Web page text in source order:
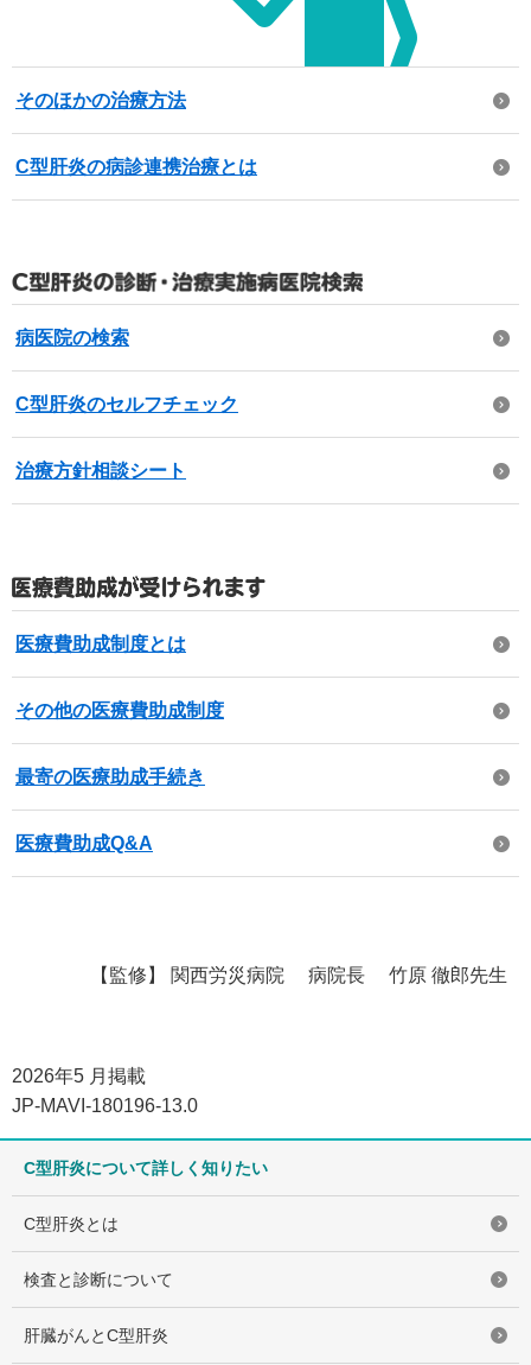
そのほかの治療方法
C型肝炎の病診連携治療とは
病医院の検索
C型肝炎のセルフチェック
治療方針相談シート​
医療費助成制度とは
その他の医療費助成制度
最寄の医療助成手続き
医療費助成Q&A
【監修】 関西労災病院 病院長 竹原 徹郎先生
2026年5 月掲載
JP-MAVI-180196-13.0
C型肝炎について詳しく知りたい
C型肝炎とは
検査と診断について
肝臓がんとC型肝炎